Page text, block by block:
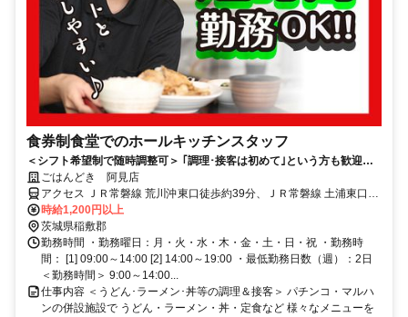
食券制食堂でのホールキッチンスタッフ
＜シフト希望制で随時調整可＞ ｢調理･接客は初めて｣という方も歓迎！
基礎から丁寧にフォローアップ！
ごはんどき 阿見店
アクセス ＪＲ常磐線 荒川沖東口徒歩約39分、ＪＲ常磐線 土浦東口徒
歩約65分、ＪＲ常磐線 ひたち野うしく東口徒歩約70分 荒川沖駅から
車11分
時給1,200円以上
茨城県稲敷郡
勤務時間 ・勤務曜日：月・火・水・木・金・土・日・祝 ・勤務時
間： [1] 09:00～14:00 [2] 14:00～19:00 ・最低勤務日数（週）：2日
＜勤務時間＞ 9:00～14:00...
仕事内容 ＜うどん･ラーメン･丼等の調理＆接客＞ パチンコ・マルハ
ンの併設施設で うどん・ラーメン・丼・定食など 様々なメニューを